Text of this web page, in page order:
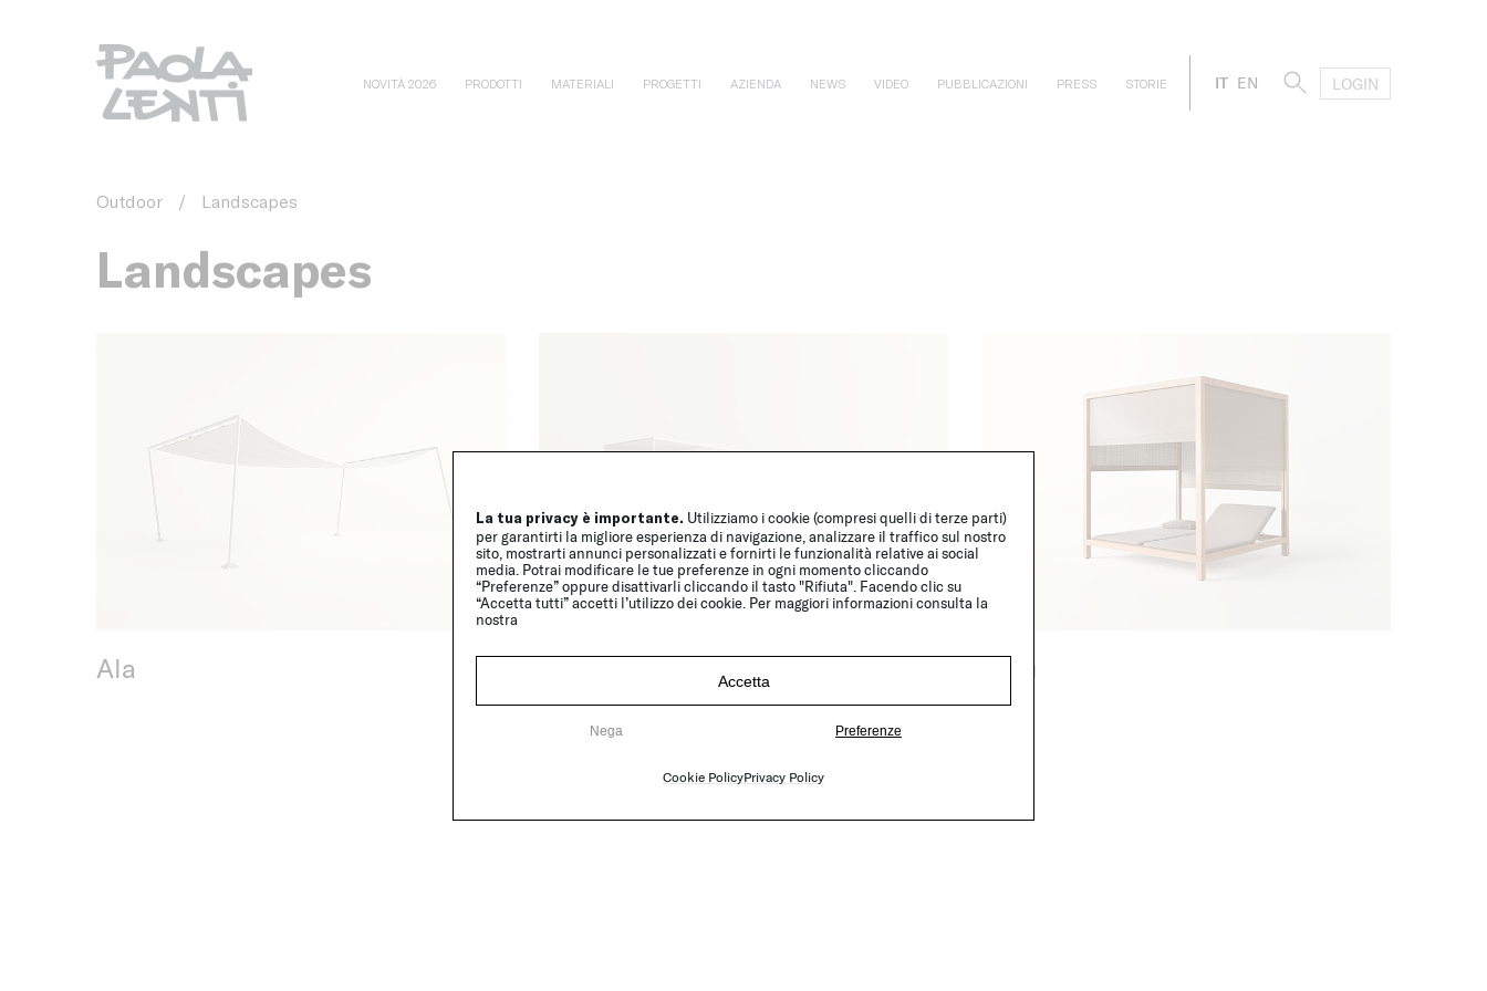
La tua privacy è importante. Utilizziamo i cookie (compresi quelli di terze parti)
per garantirti la migliore esperienza di navigazione, analizzare il traffico sul nostro
sito, mostrarti annunci personalizzati e fornirti le funzionalità relative ai social
media. Potrai modificare le tue preferenze in ogni momento cliccando
“Preferenze” oppure disattivarli cliccando il tasto "Rifiuta". Facendo clic su
“Accetta tutti” accetti l’utilizzo dei cookie. Per maggiori informazioni consulta la
nostra
Accetta
Nega Preferenze
Cookie PolicyPrivacy Policy
NOVITÀ 2026 PRODOTTI MATERIALI PROGETTI AZIENDA NEWS VIDEO PUBBLICAZIONI PRESS STORIE IT EN LOGIN
Outdoor / Landscapes
Landscapes
Ala Resort Toku